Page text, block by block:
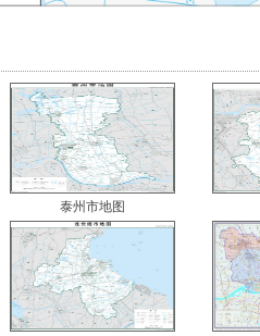
泰州市地图